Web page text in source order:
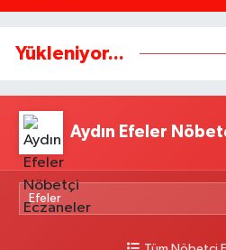
Yükleniyor...
Aydın Efeler